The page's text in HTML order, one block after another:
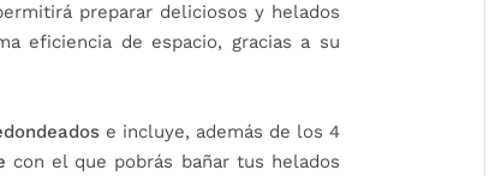
preparar deliciosos y helados
eficiencia de espacio, gracias a su
e incluye, además de los 4
con el que pobrás bañar tus helados